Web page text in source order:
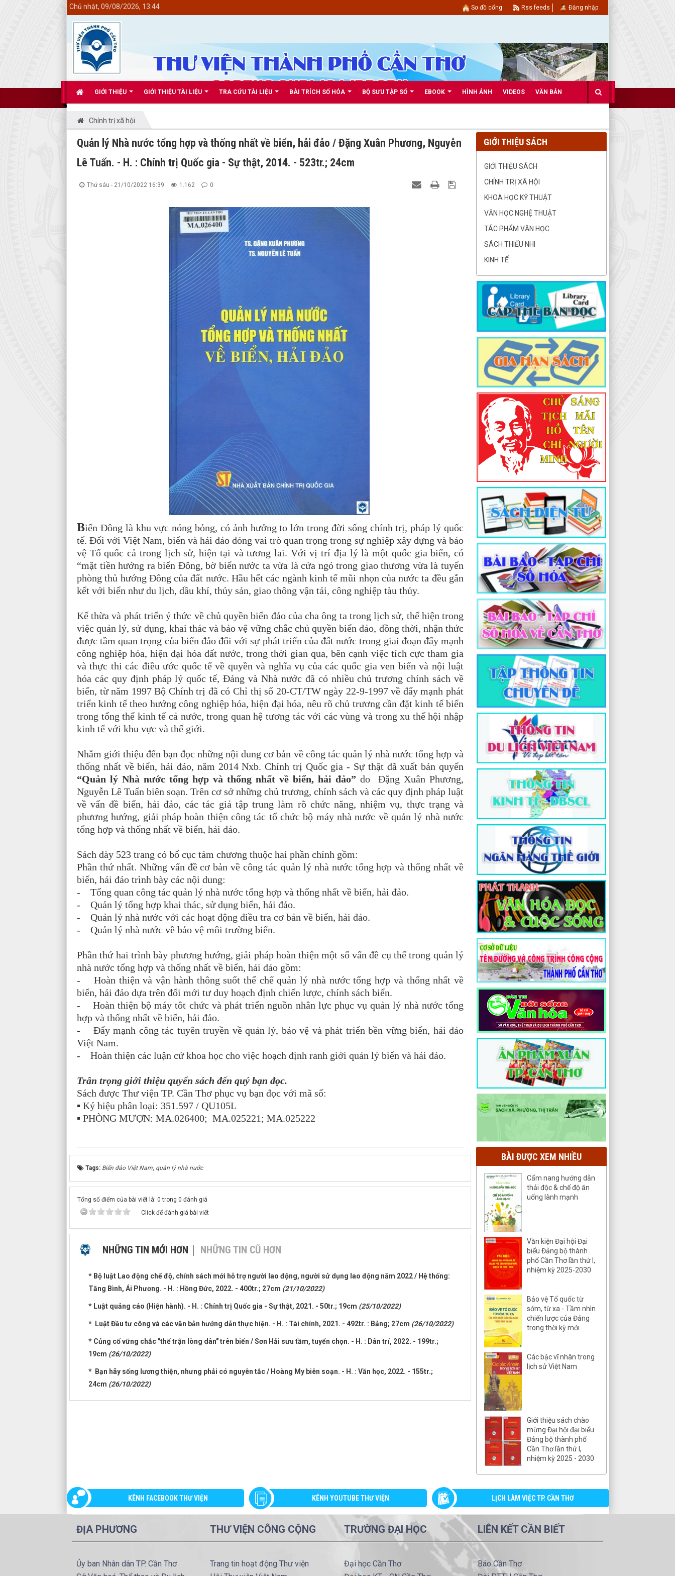
GIỚI THIỆU GIỚI THIỆU TÀI LIỆU TRA CỨU TÀI LIỆU BÀI TRÍCH SỐ HÓA BỘ SƯU TẬP SỐ EBOOK HÌNH ẢNH VIDEOS VĂN BẢN
Chủ nhật, 09/08/2026, 13:44 Sơ đồ cổng Rss feeds Đăng nhập
Chính trị xã hội
Quản lý Nhà nước tổng hợp và thống nhất về biển, hải đảo / Đặng Xuân Phương, Nguyễn
Lê Tuấn. - H. : Chính trị Quốc gia - Sự thật, 2014. - 523tr.; 24cm
Thứ sáu - 21/10/2022 16:39 1.162 0
Biển Đông là khu vực nóng bỏng, có ảnh hưởng to lớn trong đời sống chính trị, pháp lý quốc
tế. Đối với Việt Nam, biển và hải đảo đóng vai trò quan trọng trong sự nghiệp xây dựng và bảo
vệ Tổ quốc cả trong lịch sử, hiện tại và tương lai. Với vị trí địa lý là một quốc gia biển, có
“mặt tiền hướng ra biển Đông, bờ biển nước ta vừa là cửa ngỏ trong giao thương vừa là tuyến
phòng thủ hướng Đông của đất nước. Hầu hết các ngành kinh tế mũi nhọn của nước ta đều gắn
kết với biển như du lịch, dầu khí, thủy sản, giao thông vận tải, công nghiệp tàu thủy.
Kế thừa và phát triển ý thức về chủ quyền biển đảo của cha ông ta trong lịch sử, thể hiện trong
việc quản lý, sử dụng, khai thác và bảo vệ vững chắc chủ quyền biển đảo, đồng thời, nhận thức
được tầm quan trọng của biển đảo đối với sự phát triển của đất nước trong giai đoạn đẩy mạnh
công nghiệp hóa, hiện đại hóa đất nước, trong thời gian qua, bên cạnh việc tích cực tham gia
và thực thi các điều ước quốc tế về quyền và nghĩa vụ của các quốc gia ven biển và nội luật
hóa các quy định pháp lý quốc tế, Đảng và Nhà nước đã có nhiều chủ trương chính sách về
biển, từ năm 1997 Bộ Chính trị đã có Chỉ thị số 20-CT/TW ngày 22-9-1997 về đẩy mạnh phát
triển kinh tế theo hướng công nghiệp hóa, hiện đại hóa, nêu rõ chủ trương cần đặt kinh tế biển
trong tổng thể kinh tế cả nước, trong quan hệ tương tác với các vùng và trong xu thế hội nhập
kinh tế với khu vực và thế giới.
Nhằm giới thiệu đến bạn đọc những nội dung cơ bản về công tác quản lý nhà nước tổng hợp và
thống nhất về biển, hải đảo, năm 2014 Nxb. Chính trị Quốc gia - Sự thật đã xuất bản quyển
“Quản lý Nhà nước tổng hợp và thống nhất về biển, hải đảo” do Đặng Xuân Phương,
Nguyễn Lê Tuấn biên soạn. Trên cơ sở những chủ trương, chính sách và các quy định pháp luật
về vấn đề biển, hải đảo, các tác giả tập trung làm rõ chức năng, nhiệm vụ, thực trạng và
phương hướng, giải pháp hoàn thiện công tác tổ chức bộ máy nhà nước về quản lý nhà nước
tổng hợp và thống nhất về biển, hải đảo.
Sách dày 523 trang có bố cục tám chương thuộc hai phần chính gồm:
Phần thứ nhất. Những vấn đề cơ bản về công tác quản lý nhà nước tổng hợp và thống nhất về
biển, hải đảo trình bày các nội dung:
- Tổng quan công tác quản lý nhà nước tổng hợp và thống nhất về biển, hải đảo.
- Quản lý tổng hợp khai thác, sử dụng biển, hải đảo.
- Quản lý nhà nước với các hoạt động điều tra cơ bản về biển, hải đảo.
- Quản lý nhà nước về bảo vệ môi trường biển.
Phần thứ hai trình bày phương hướng, giải pháp hoàn thiện một số vấn đề cụ thể trong quản lý
nhà nước tổng hợp và thống nhất về biển, hải đảo gồm:
- Hoàn thiện và vận hành thông suốt thể chế quản lý nhà nước tổng hợp và thống nhất về
biển, hải đảo dựa trên đổi mới tư duy hoạch định chiến lược, chính sách biển.
- Hoàn thiện bộ máy tôt chức và phát triển nguồn nhân lực phục vụ quản lý nhà nước tổng
hợp và thống nhất về biển, hải đảo.
- Đẩy mạnh công tác tuyên truyền về quản lý, bảo vệ và phát triển bền vững biển, hải đảo
Việt Nam.
- Hoàn thiện các luận cứ khoa học cho việc hoạch định ranh giới quản lý biển và hải đảo.
Trân trọng giới thiệu quyển sách đến quý bạn đọc.
Sách được Thư viện TP. Cần Thơ phục vụ bạn đọc với mã số:
▪ Ký hiệu phân loại: 351.597 / QU105L
▪ PHÒNG MƯỢN: MA.026400; MA.025221; MA.025222
Tags: Biển đảo Việt Nam, quản lý nhà nước
Tổng số điểm của bài viết là: 0 trong 0 đánh giá
Click để đánh giá bài viết
NHỮNG TIN MỚI HƠN NHỮNG TIN CŨ HƠN
* Bộ luật Lao động chế độ, chính sách mới hỗ trợ người lao động, người sử dụng lao động năm 2022 / Hệ thống:
Tăng Bình, Ái Phương. - H. : Hồng Đức, 2022. - 400tr.; 27cm (21/10/2022)
* Luật quảng cáo (Hiện hành). - H. : Chính trị Quốc gia - Sự thật, 2021. - 50tr.; 19cm (25/10/2022)
* Luật Đầu tư công và các văn bản hướng dẫn thực hiện. - H. : Tài chính, 2021. - 492tr. : Bảng; 27cm (26/10/2022)
* Củng cố vững chắc "thế trận lòng dân" trên biển / Sơn Hải sưu tầm, tuyển chọn. - H. : Dân trí, 2022. - 199tr.;
19cm (26/10/2022)
* Bạn hãy sống lương thiện, nhưng phải có nguyên tắc / Hoàng My biên soạn. - H. : Văn học, 2022. - 155tr.;
24cm (26/10/2022)
GIỚI THIỆU SÁCH
GIỚI THIỆU SÁCH
CHÍNH TRỊ XÃ HỘI
KHOA HỌC KỸ THUẬT
VĂN HỌC NGHỆ THUẬT
TÁC PHẨM VĂN HỌC
SÁCH THIẾU NHI
KINH TẾ
BÀI ĐƯỢC XEM NHIỀU
Cẩm nang hướng dẫn
thải độc & chế độ ăn
uống lành mạnh
Văn kiện Đại hội Đại
biểu Đảng bộ thành
phố Cần Thơ lần thứ I,
nhiệm kỳ 2025-2030
Bảo vệ Tổ quốc từ
sớm, từ xa - Tầm nhìn
chiến lược của Đảng
trong thời kỳ mới
Các bậc vĩ nhân trong
lịch sử Việt Nam
Giới thiệu sách chào
mừng Đại hội đại biểu
Đảng bộ thành phố
Cần Thơ lần thứ I,
nhiệm kỳ 2025 - 2030
KÊNH FACEBOOK THƯ VIỆN KÊNH YOUTUBE THƯ VIỆN LỊCH LÀM VIỆC TP. CẦN THƠ
ĐỊA PHƯƠNG
Ủy ban Nhân dân TP. Cần Thơ
THƯ VIỆN CÔNG CỘNG
Trang tin hoạt động Thư viện
TRƯỜNG ĐẠI HỌC
Đại học Cần Thơ
LIÊN KẾT CẦN BIẾT
Báo Cần Thơ